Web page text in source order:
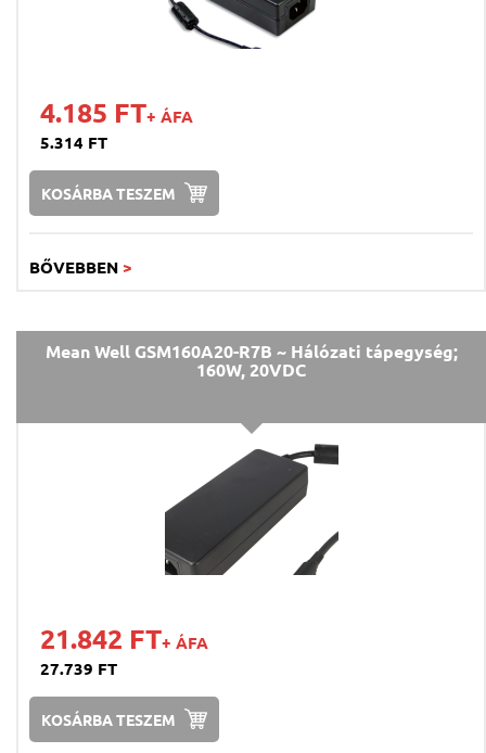
4.185 FT+ ÁFA
5.314 FT
KOSÁRBA TESZEM
BŐVEBBEN >
Mean Well GSM160A20-R7B ~ Hálózati tápegység;
160W, 20VDC
21.842 FT+ ÁFA
27.739 FT
KOSÁRBA TESZEM